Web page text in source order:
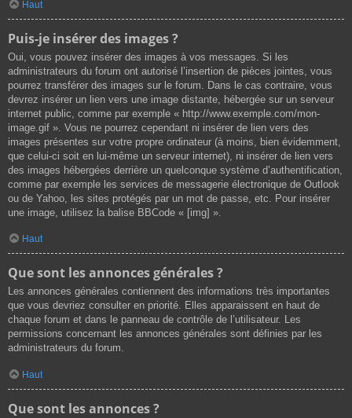
Haut
Puis-je insérer des images ?
Oui, vous pouvez insérer des images à vos messages. Si les
administrateurs du forum ont autorisé l’insertion de pièces jointes, vous
pourrez transférer des images sur le forum. Dans le cas contraire, vous
devrez insérer un lien vers une image distante, hébergée sur un serveur
internet public, comme par exemple « http://www.exemple.com/mon-
image.gif ». Vous ne pourrez cependant ni insérer de lien vers des
images présentes sur votre propre ordinateur (à moins, bien évidemment,
que celui-ci soit en lui-même un serveur internet), ni insérer de lien vers
des images hébergées derrière un quelconque système d’authentification,
comme par exemple les services de messagerie électronique de Outlook
ou de Yahoo, les sites protégés par un mot de passe, etc. Pour insérer
une image, utilisez la balise BBCode « [img] ».
Haut
Que sont les annonces générales ?
Les annonces générales contiennent des informations très importantes
que vous devriez consulter en priorité. Elles apparaissent en haut de
chaque forum et dans le panneau de contrôle de l’utilisateur. Les
permissions concernant les annonces générales sont définies par les
administrateurs du forum.
Haut
Que sont les annonces ?